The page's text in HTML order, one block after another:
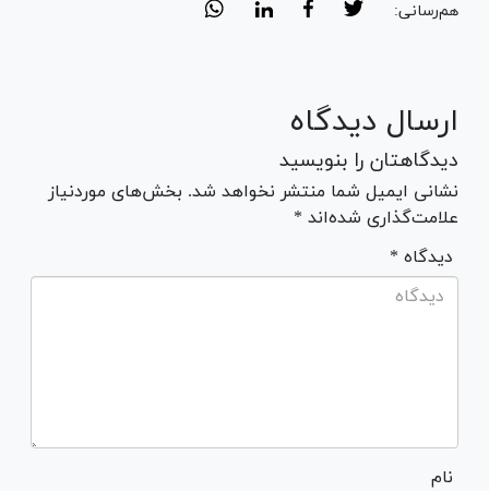
هم‌رسانی:
ارسال دیدگاه
دیدگاهتان را بنویسید
نشانی ایمیل شما منتشر نخواهد شد. بخش‌های موردنیاز
علامت‌گذاری شده‌اند *
* دیدگاه
نام